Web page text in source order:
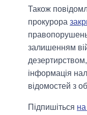
Також
прокурора
залишенням
дезертирством,
інформація
відомостей з
Підпишіться